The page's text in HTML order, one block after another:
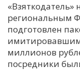
«Взяткодатель»
региональным
подготовлен
миллионов
посредники